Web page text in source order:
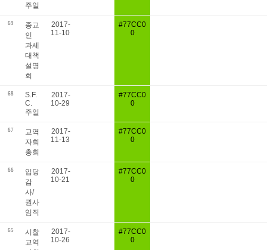
주일
69
종교
인
과세
대책
설명
회
2017-
11-10
#77CC0
0
68
S.F.
C.
주일
2017-
10-29
#77CC0
0
67
교역
자회
총회
2017-
11-13
#77CC0
0
66
입당
감
사/
권사
임직
2017-
10-21
#77CC0
0
65
시찰
교역
2017-
10-26
#77CC0
0